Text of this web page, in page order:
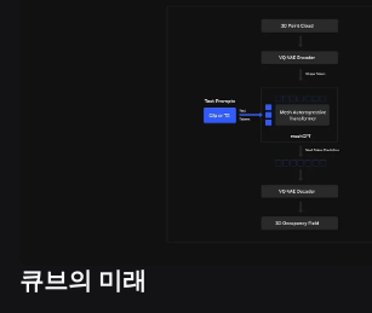
큐브의 미래